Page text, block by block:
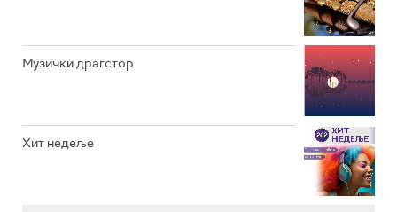
Музички драгстор
Хит недеље